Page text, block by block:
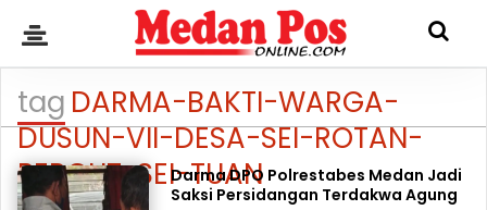
tag DARMA-BAKTI-WARGA-
DUSUN-VII-DESA-SEI-ROTAN-
PERCUT-SEI-TUANDarma DPO Polrestabes Medan Jadi
Saksi Persidangan Terdakwa Agung